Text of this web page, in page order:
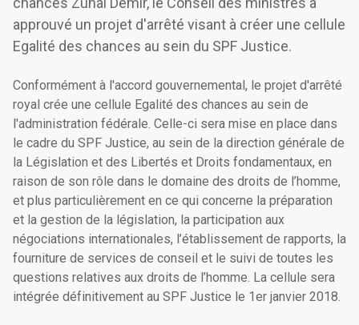
approuvé un projet d'arrêté visant à créer une cellule
Egalité des chances au sein du SPF Justice.
Conformément à l'accord gouvernemental, le projet d'arrêté
royal crée une cellule Egalité des chances au sein de
l'administration fédérale. Celle-ci sera mise en place dans
le cadre du SPF Justice, au sein de la direction générale de
la Législation et des Libertés et Droits fondamentaux, en
raison de son rôle dans le domaine des droits de l’homme,
et plus particulièrement en ce qui concerne la préparation
et la gestion de la législation, la participation aux
négociations internationales, l’établissement de rapports, la
fourniture de services de conseil et le suivi de toutes les
questions relatives aux droits de l’homme. La cellule sera
intégrée définitivement au SPF Justice le 1er janvier 2018.